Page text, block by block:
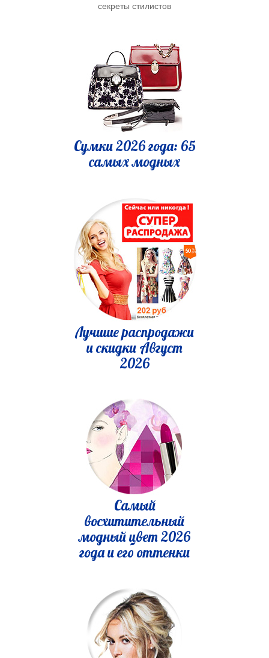
секреты стилистов
Сумки 2026 года: 65
самых модных
Лучшие распродажи
и скидки Август
2026
Самый
восхитительный
модный цвет 2026
года и его оттенки